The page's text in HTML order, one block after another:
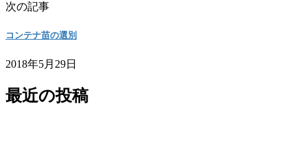
次の記事
コンテナ苗の選別
2018年5月29日
最近の投稿